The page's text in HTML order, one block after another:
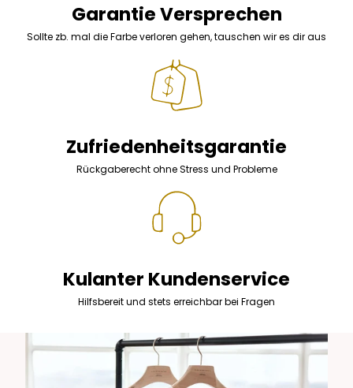
Garantie Versprechen
Sollte zb. mal die Farbe verloren gehen, tauschen wir es dir aus
Zufriedenheitsgarantie
Rückgaberecht ohne Stress und Probleme
Kulanter Kundenservice
Hilfsbereit und stets erreichbar bei Fragen